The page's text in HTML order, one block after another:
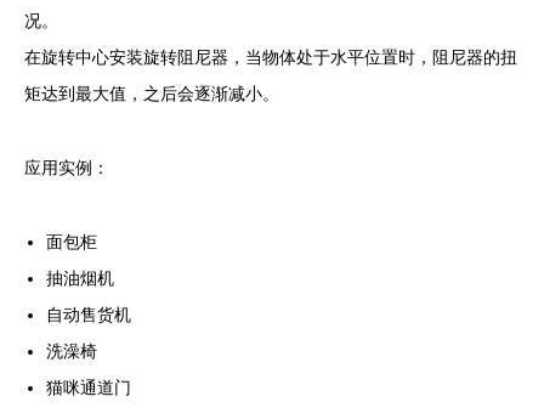
况。
在旋转中心安装旋转阻尼器，当物体处于水平位置时，阻尼器的扭
矩达到最大值，之后会逐渐减小。
应用实例：
面包柜
抽油烟机
自动售货机
洗澡椅
猫咪通道门